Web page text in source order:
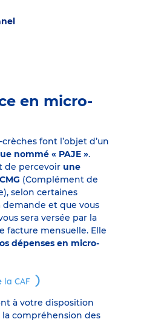
en micro-
font l’objet d’un
nommé « PAJE ».
de percevoir une
(Complément de
selon certaines
demande et que vous
sera versée par la
facture mensuelle. Elle
dépenses en micro-
la CAF
à votre disposition
compréhension des